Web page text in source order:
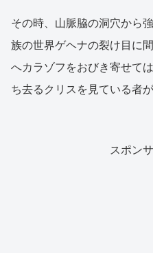
その時、山脈脇の洞穴から
族の世界ゲヘナの裂け目に
へカラゾフをおびき寄せて
ち去るクリスを見ている者が
スポン